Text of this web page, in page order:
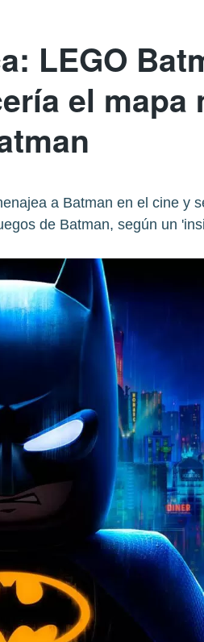
LEGO
el mapa
a Batman en el cine y
de Batman, según un